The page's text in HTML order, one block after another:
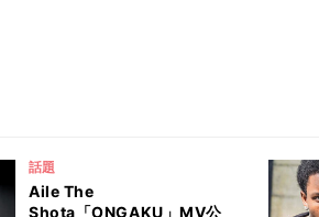
話題
Aile The
Shota「ONGAKU」MV公